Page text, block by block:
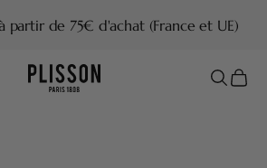
partir de 75€ d'achat (France et UE)
Plisson 1808 Recherche
Panier